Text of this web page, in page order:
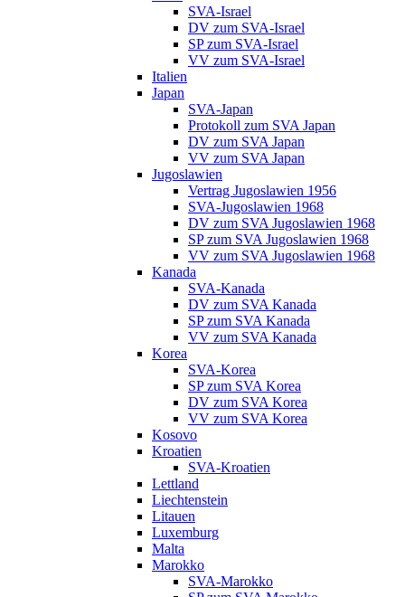
SVA-Israel
DV zum SVA-Israel
SP zum SVA-Israel
VV zum SVA-Israel
Italien
Japan
SVA-Japan
Protokoll zum SVA Japan
DV zum SVA Japan
VV zum SVA Japan
Jugoslawien
Vertrag Jugoslawien 1956
SVA-Jugoslawien 1968
DV zum SVA Jugoslawien 1968
SP zum SVA Jugoslawien 1968
VV zum SVA Jugoslawien 1968
Kanada
SVA-Kanada
DV zum SVA Kanada
SP zum SVA Kanada
VV zum SVA Kanada
Korea
SVA-Korea
SP zum SVA Korea
DV zum SVA Korea
VV zum SVA Korea
Kosovo
Kroatien
SVA-Kroatien
Lettland
Liechtenstein
Litauen
Luxemburg
Malta
Marokko
SVA-Marokko